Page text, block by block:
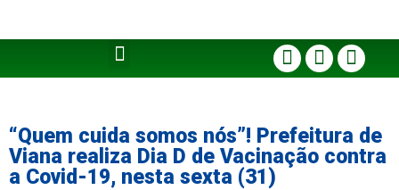
“Quem cuida somos nós”! Prefeitura de
Viana realiza Dia D de Vacinação contra
a Covid-19, nesta sexta (31)